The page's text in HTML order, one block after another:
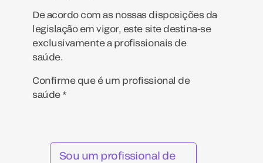
De acordo com as nossas disposições da
legislação em vigor, este site destina-se
exclusivamente a profissionais de
saúde.
Confirme que é um profissional de
saúde *
Sou um profissional de